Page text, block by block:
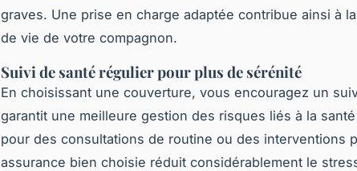
graves. Une prise en charge adaptée contribue ainsi à
de vie de votre compagnon.
Suivi de santé régulier pour plus de sérénité
En choisissant une couverture, vous encouragez un
garantit une meilleure gestion des risques liés à la
pour des consultations de routine ou des interventions
assurance bien choisie réduit considérablement le